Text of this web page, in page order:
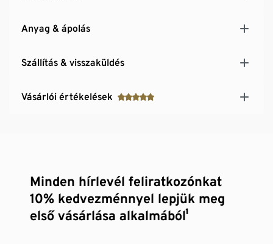
Anyag & ápolás
Szállítás & visszaküldés
Vásárlói értékelések
Minden hírlevél feliratkozónkat
10% kedvezménnyel lepjük meg
első vásárlása alkalmából¹